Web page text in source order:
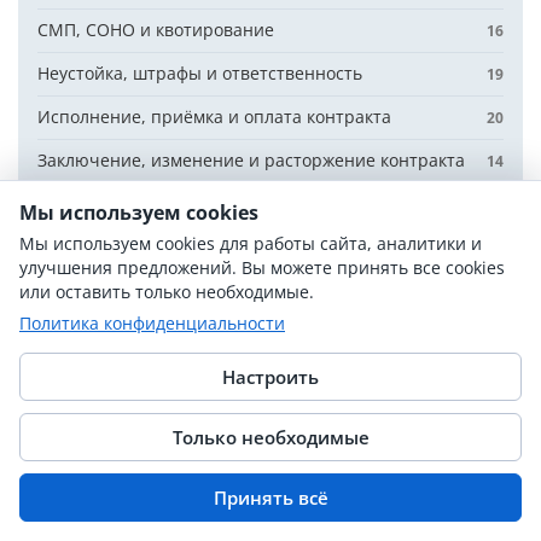
СМП, СОНО и квотирование 16
Неустойка, штрафы и ответственность 19
Исполнение, приёмка и оплата контракта 20
Заключение, изменение и расторжение контракта 14
Способы закупок и процедуры
Обеспечение заявки и контракта
Отчётность и реестры
Планирование и документация закупки
ЕИС и электронный документооборот
Закупки по 223-ФЗ
Контрактная служба и организация закупок 5
Обзоры изменений законодательства
Мы используем cookies
Мы используем cookies для работы сайта, аналитики и
улучшения предложений. Вы можете принять все cookies
или оставить только необходимые.
Политика конфиденциальности
Настроить
Только необходимые
Принять всё